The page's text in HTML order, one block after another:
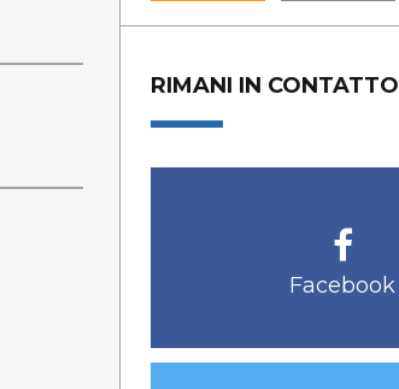
RIMANI IN CONTATTO
Facebook